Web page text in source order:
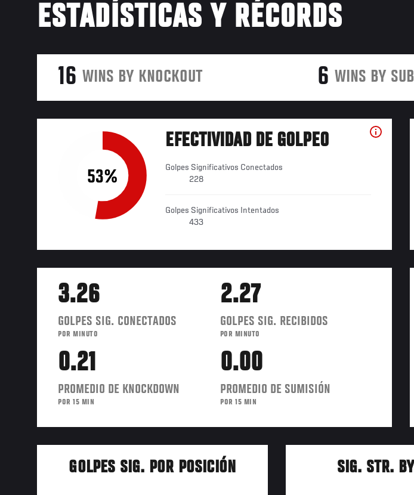
ESTADÍSTICAS Y RÉCORDS
16 WINS BY KNOCKOUT 6 WINS BY
53%
EFECTIVIDAD DE GOLPEO
Golpes Significativos Conectados
228
Golpes Significativos Intentados
433
3.26
GOLPES SIG. CONECTADOS
POR MINUTO
2.27
GOLPES SIG. RECIBIDOS
POR MINUTO
0.21
PROMEDIO DE KNOCKDOWN
POR 15 MIN
0.00
PROMEDIO DE SUMISIÓN
POR 15 MIN
GOLPES SIG. POR POSICIÓN SIG. STR.